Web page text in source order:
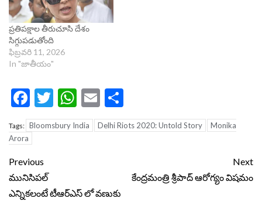
ప్రతిపక్షాల తీరుచూసి దేశం
సిగ్గుపడుతోంది
ఫిబ్రవరి 11, 2026
In "జాతీయం"
Facebook
Twitter
WhatsApp
Email
Tags: Bloomsbury India Delhi Riots 2020: Untold Story
Monika
Arora
Continue
Reading
Previous
మునిసిపల్
ఎన్నికలంటే టీఆర్ఎస్ లో వణుకు
Next
కేంద్రమంత్రి శ్రీపాద్‌ ఆరోగ్యం విషమం